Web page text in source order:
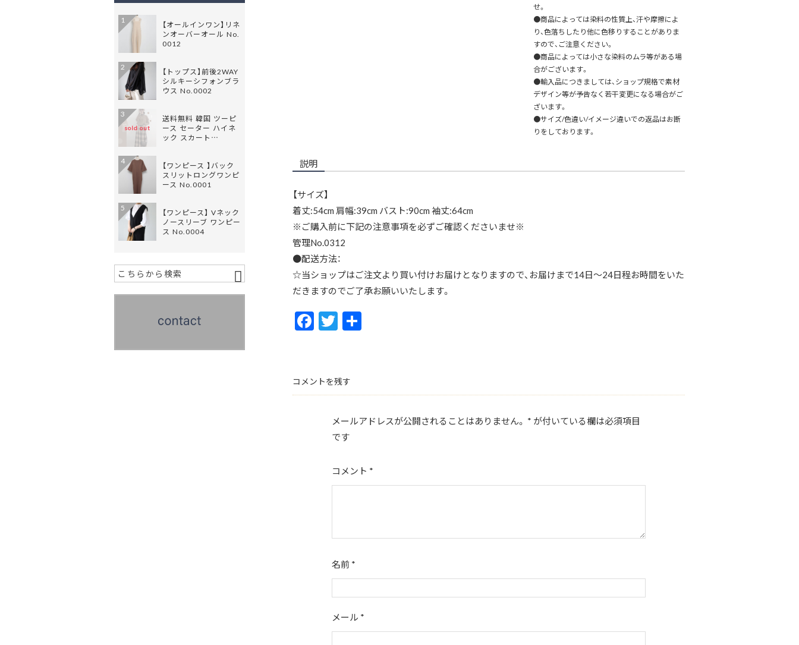
せ。
●商品によっては染料の性質上、汗や摩擦によ
り、色落ちしたり他に色移りすることがありま
すので、ご注意ください。
●商品によっては小さな染料のムラ等がある場
合がございます。
●輸入品につきましては、ショップ規格で素材
デザイン等が予告なく若干変更になる場合がご
ざいます。
●サイズ/色違い/イメージ違いでの返品はお断
りをしております。
説明
【サイズ】
着丈:54cm 肩幅:39cm バスト:90cm 袖丈:64cm
※ご購入前に下記の注意事項を必ずご確認くださいませ※
管理No.0312
●配送方法：
☆当ショップはご注文より買い付けお届けとなりますので、お届けまで14日〜24日程お時間をいた
だきますのでご了承お願いいたします。
F
ac
b
o
T
w
er
コメントを残す
メールアドレスが公開されることはありません。 * が付いている欄は必須項目
です
コメント *
名前*
メール *
【オールインワン】リネ
ンオーバーオール No.
0012
1
【トップス】前後2WAY
シルキーシフォンブラ
ウス No.0002
2
sold out
送料無料 韓国 ツーピ
ース セーター ハイネ
ック スカート…
3
【ワンピース 】バック
スリットロングワンピ
ース No.0001
4
【ワンピース】 Vネック
ノースリーブ ワンピー
ス No.0004
5